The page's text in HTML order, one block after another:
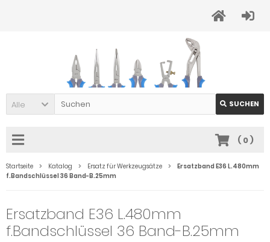
Alle SUCHEN
( 0)
Startseite Katalog Ersatz für Werkzeugsätze
Ersatzband E36 L.480mm
f.Bandschlüssel 36 Band-B.25mm
Ersatzband E36 L.480mm
f.Bandschlüssel 36 Band-B.25mm